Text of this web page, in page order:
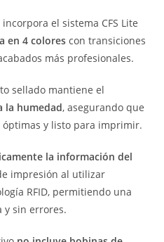
incorpora el sistema CFS Lite
en 4 colores con transiciones
más profesionales.
sellado mantiene el
la humedad, asegurando que
y listo para imprimir.
la información del
impresión al utilizar
RFID, permitiendo una
y sin errores.